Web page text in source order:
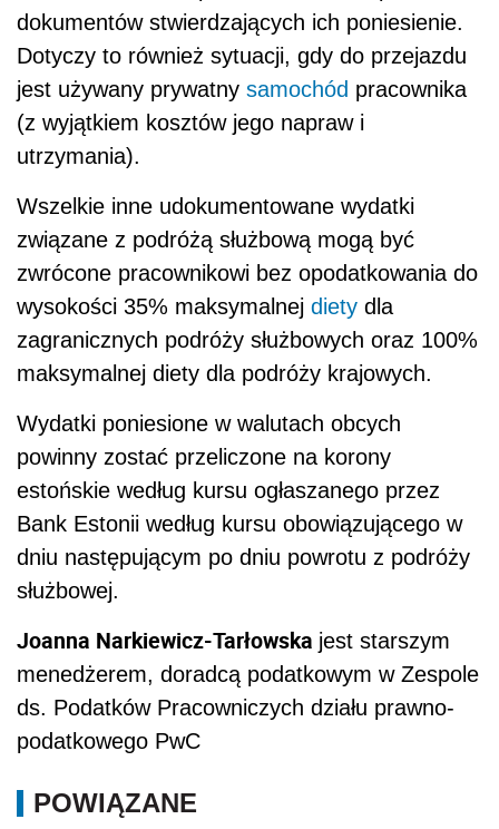
dokumentów stwierdzających ich poniesienie.
Dotyczy to również sytuacji, gdy do przejazdu
jest używany prywatny samochód pracownika
(z wyjątkiem kosztów jego napraw i
utrzymania).
Wszelkie inne udokumentowane wydatki
związane z podróżą służbową mogą być
zwrócone pracownikowi bez opodatkowania do
wysokości 35% maksymalnej diety dla
zagranicznych podróży służbowych oraz 100%
maksymalnej diety dla podróży krajowych.
Wydatki poniesione w walutach obcych
powinny zostać przeliczone na korony
estońskie według kursu ogłaszanego przez
Bank Estonii według kursu obowiązującego w
dniu następującym po dniu powrotu z podróży
służbowej.
Joanna Narkiewicz-Tarłowska jest starszym
menedżerem, doradcą podatkowym w Zespole
ds. Podatków Pracowniczych działu prawno-
podatkowego PwC
POWIĄZANE